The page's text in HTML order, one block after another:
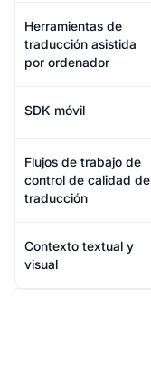
Herramientas de
traducción asistida
por ordenador
SDK móvil
Flujos de trabajo de
control de calidad de
traducción
Contexto textual y
visual